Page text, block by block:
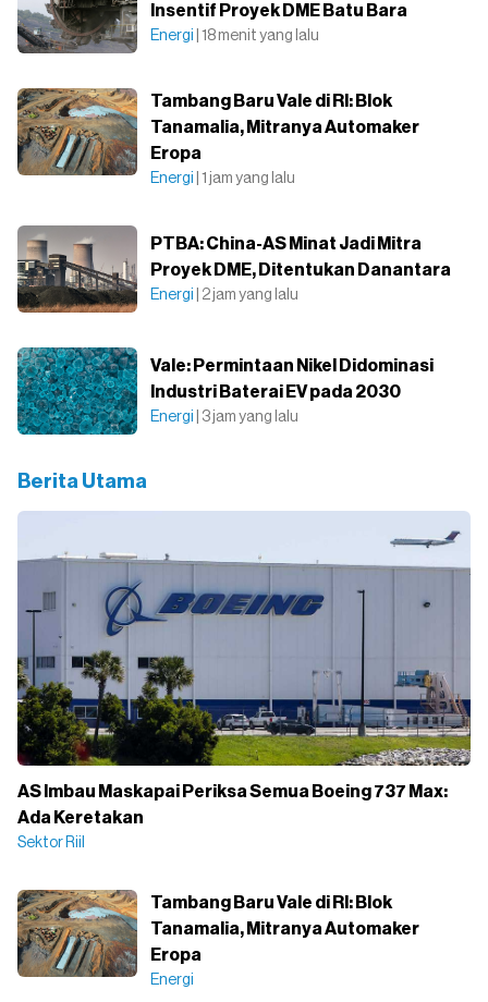
Insentif Proyek DME Batu Bara
Energi | 18 menit yang lalu
Tambang Baru Vale di RI: Blok
Tanamalia, Mitranya Automaker
Eropa
Energi | 1 jam yang lalu
PTBA: China-AS Minat Jadi Mitra
Proyek DME, Ditentukan Danantara
Energi | 2 jam yang lalu
Vale: Permintaan Nikel Didominasi
Industri Baterai EV pada 2030
Energi | 3 jam yang lalu
Berita Utama
AS Imbau Maskapai Periksa Semua Boeing 737 Max:
Ada Keretakan
Sektor Riil
Tambang Baru Vale di RI: Blok
Tanamalia, Mitranya Automaker
Eropa
Energi